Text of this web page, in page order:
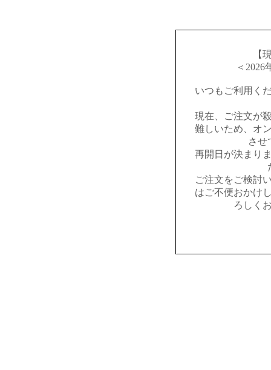
【
＜2026
いつもご利用く
現在、ご注文が
難しいため、オ
させ
再開日が決まり
ご注文をご検討
はご不便おかけ
ろしく